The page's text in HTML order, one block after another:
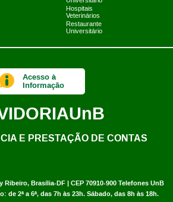
Hospitais
Veterinários
Restaurante
Universitário
Ribeiro, Brasília-DF | CEP 70910-900 Telefones UnB
de 2ª a 6ª, das 7h às 23h. Sábado, das 8h às 18h.
Acesso à
Informação
UnB
E PRESTAÇÃO DE CONTAS